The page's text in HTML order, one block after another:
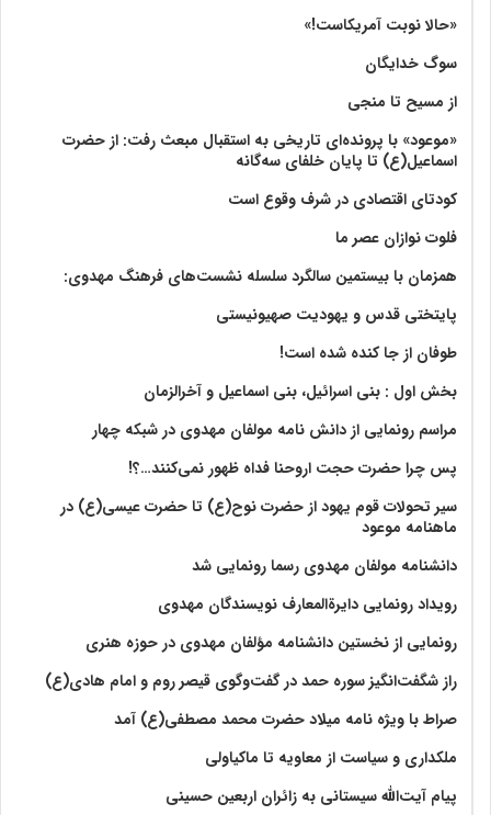
«حالا نوبت آمریکاست!»
سوگ خدایگان
از مسیح تا منجی
«موعود» با پرونده‌ای تاریخی به استقبال مبعث رفت: از حضرت
اسماعیل(ع) تا پایان خلفای سه‌گانه
کودتای اقتصادی در شرف وقوع است
فلوت نوازان عصر ما
همزمان با بیستمین سالگرد سلسله نشست‌های فرهنگ مهدوی:‌
پایتختی قدس و یهودیت صهیونیستی
طوفان از جا کنده شده است!
بخش اول : بنی اسرائیل، بنی اسماعیل و آخرالزمان
مراسم رونمایی از دانش نامه مولفان مهدوی در شبکه چهار
پس چرا حضرت حجت اروحنا فداه ظهور نمی‌کنند…؟!
سیر تحولات قوم یهود از حضرت نوح(ع) تا حضرت عیسی(ع) در
ماهنامه موعود
دانشنامه مولفان مهدوی رسما رونمایی شد
رویداد رونمایی دایرةالمعارف نویسندگان مهدوی
رونمایی از نخستین دانشنامه مؤلفان مهدوی در حوزه هنری
راز شگفت‌انگیز سوره حمد در گفت‌وگوی قیصر روم و امام هادی(ع)
صراط با ویژه نامه میلاد حضرت محمد مصطفی(ع) آمد
ملکداری و سیاست از معاویه تا ماکیاولی
پیام آیت‌الله سیستانی به زائران اربعین حسینی